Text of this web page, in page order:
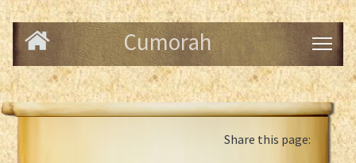
Cumorah
Share this page: